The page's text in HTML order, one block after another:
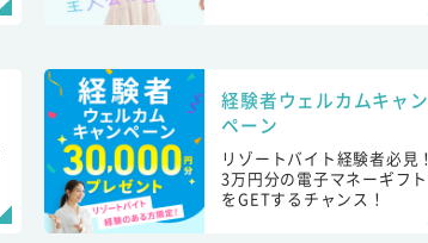
経験者ウェルカムキャン
ペーン
リゾートバイト経験者必見！
3万円分の電子マネーギフト
をGETするチャンス！